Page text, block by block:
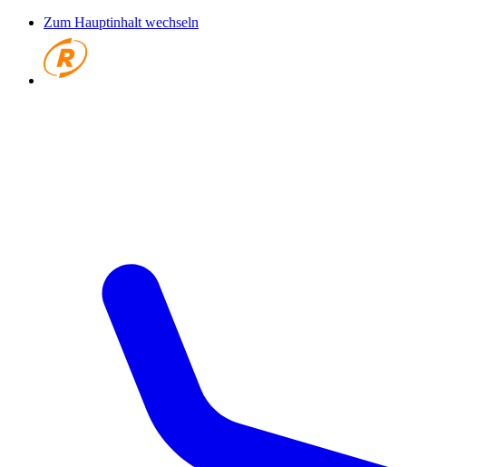
Zum Hauptinhalt wechseln